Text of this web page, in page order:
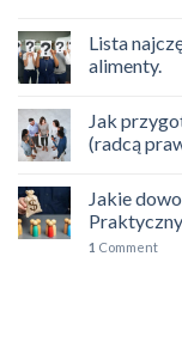
Lista
alimenty.
Jak
(radcą
Jakie
1 Comment